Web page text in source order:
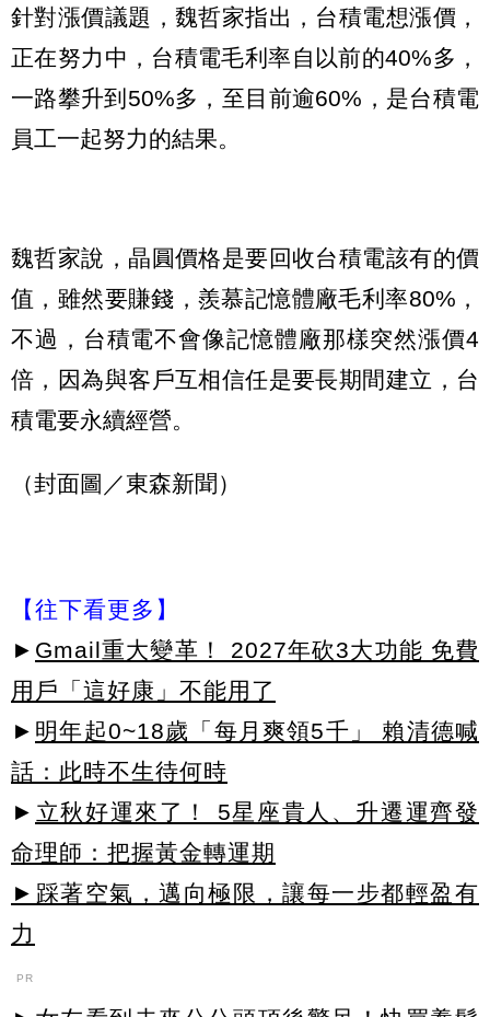
針對漲價議題，魏哲家指出，台積電想漲價，
正在努力中，台積電毛利率自以前的40%多，
一路攀升到50%多，至目前逾60%，是台積電
員工一起努力的結果。
魏哲家說，晶圓價格是要回收台積電該有的價
值，雖然要賺錢，羨慕記憶體廠毛利率80%，
不過，台積電不會像記憶體廠那樣突然漲價4
倍，因為與客戶互相信任是要長期間建立，台
積電要永續經營。
（封面圖／東森新聞）
【往下看更多】
► Gmail重大變革！ 2027年砍3大功能 免費
用戶「這好康」不能用了
► 明年起0~18歲「每月爽領5千」 賴清德喊
話：此時不生待何時
► 立秋好運來了！ 5星座貴人、升遷運齊發
命理師：把握黃金轉運期
►踩著空氣，邁向極限，讓每一步都輕盈有
力
PR